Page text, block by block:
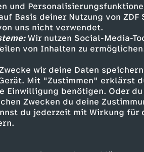
und
Basis deiner Nutzung von ZDF
uns nicht verwendet.
Wir nutzen Social-Media-
von Inhalten zu
wir deine Daten
Mit "Zustimmen" erklärst
Einwilligung benötigen. Oder
Zwecken du deine
du jederzeit mit Wirkung für
kreativ Untertitel ENE